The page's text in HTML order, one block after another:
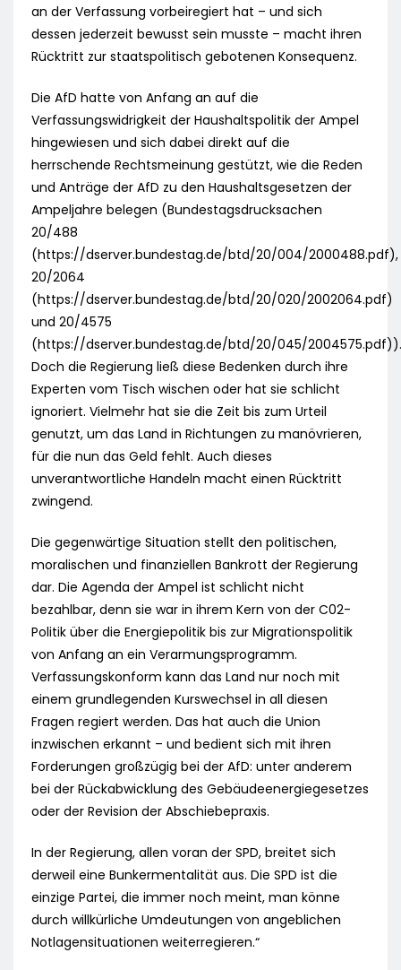
an der Verfassung vorbeiregiert hat – und sich
dessen jederzeit bewusst sein musste – macht ihren
Rücktritt zur staatspolitisch gebotenen Konsequenz.
Die AfD hatte von Anfang an auf die
Verfassungswidrigkeit der Haushaltspolitik der Ampel
hingewiesen und sich dabei direkt auf die
herrschende Rechtsmeinung gestützt, wie die Reden
und Anträge der AfD zu den Haushaltsgesetzen der
Ampeljahre belegen (Bundestagsdrucksachen
20/488
(https://dserver.bundestag.de/btd/20/004/2000488.pdf),
20/2064
(https://dserver.bundestag.de/btd/20/020/2002064.pdf)
und 20/4575
(https://dserver.bundestag.de/btd/20/045/2004575.pdf)).
Doch die Regierung ließ diese Bedenken durch ihre
Experten vom Tisch wischen oder hat sie schlicht
ignoriert. Vielmehr hat sie die Zeit bis zum Urteil
genutzt, um das Land in Richtungen zu manövrieren,
für die nun das Geld fehlt. Auch dieses
unverantwortliche Handeln macht einen Rücktritt
zwingend.
Die gegenwärtige Situation stellt den politischen,
moralischen und finanziellen Bankrott der Regierung
dar. Die Agenda der Ampel ist schlicht nicht
bezahlbar, denn sie war in ihrem Kern von der C02-
Politik über die Energiepolitik bis zur Migrationspolitik
von Anfang an ein Verarmungsprogramm.
Verfassungskonform kann das Land nur noch mit
einem grundlegenden Kurswechsel in all diesen
Fragen regiert werden. Das hat auch die Union
inzwischen erkannt – und bedient sich mit ihren
Forderungen großzügig bei der AfD: unter anderem
bei der Rückabwicklung des Gebäudeenergiegesetzes
oder der Revision der Abschiebepraxis.
In der Regierung, allen voran der SPD, breitet sich
derweil eine Bunkermentalität aus. Die SPD ist die
einzige Partei, die immer noch meint, man könne
durch willkürliche Umdeutungen von angeblichen
Notlagensituationen weiterregieren.“